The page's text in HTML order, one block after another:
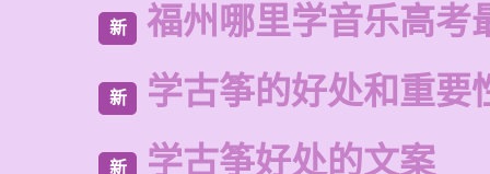
新 福州哪里学音乐高考
新 学古筝的好处和重要
新 学古筝好处的文案